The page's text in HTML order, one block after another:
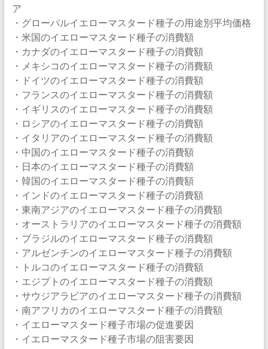
ア
・グローバルイエローマスタード種子の用途別平均価格
・米国のイエローマスタード種子の消費額
・カナダのイエローマスタード種子の消費額
・メキシコのイエローマスタード種子の消費額
・ドイツのイエローマスタード種子の消費額
・フランスのイエローマスタード種子の消費額
・イギリスのイエローマスタード種子の消費額
・ロシアのイエローマスタード種子の消費額
・イタリアのイエローマスタード種子の消費額
・中国のイエローマスタード種子の消費額
・日本のイエローマスタード種子の消費額
・韓国のイエローマスタード種子の消費額
・インドのイエローマスタード種子の消費額
・東南アジアのイエローマスタード種子の消費額
・オーストラリアのイエローマスタード種子の消費額
・ブラジルのイエローマスタード種子の消費額
・アルゼンチンのイエローマスタード種子の消費額
・トルコのイエローマスタード種子の消費額
・エジプトのイエローマスタード種子の消費額
・サウジアラビアのイエローマスタード種子の消費額
・南アフリカのイエローマスタード種子の消費額
・イエローマスタード種子市場の促進要因
・イエローマスタード種子市場の阻害要因